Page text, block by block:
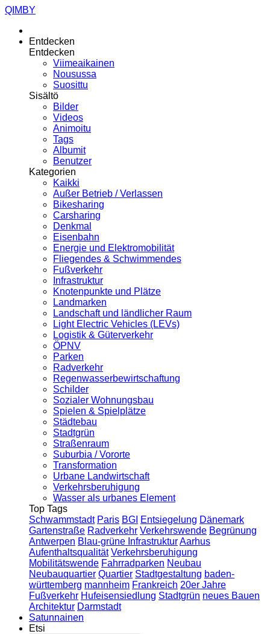
QIMBY
Entdecken
Entdecken
Viimeaikainen
Nousussa
Suosittu
Sisältö
Bilder
Videos
Animoitu
Tags
Albumit
Benutzer
Kategorien
Kaikki
Außer Betrieb / Verlassen
Bikesharing
Carsharing
Denkmal
Eisenbahn
Energie und Elektromobilität
Fliegendes & Schwimmendes
Fußverkehr
Infrastruktur
Knotenpunkte und Plätze
Landmarken
Landschaft und ländlicher Raum
Light Electric Vehicles (LEVs)
Logistik & Güterverkehr
ÖPNV
Parken
Radverkehr
Regenwasserbewirtschaftung
Schilder
Sozialer Wohnungsbau
Spielen & Spielplätze
Städtebau
Stadtgrün
Straßenraum
Suburbia / Vororte
Transformation
Urbane Landwirtschaft
Verkehrsberuhigung
Wasser als urbanes Element
Top Tags
Schwammstadt Paris BGI Entsiegelung Dänemark
Gartenstraße Radverkehr Verkehrswende Begrünung
Antwerpen Blau-grüne InfrastrukturAarhus
Aufenthaltsqualität Verkehrsberuhigung
Mobilitätswende Fahrradparken Neubau
Neubauquartier Quartier Stadtgestaltung baden-
württemberg mannheim Frankreich 20er Jahre
Fußverkehr Hufeisensiedlung Stadtgrün neues Bauen
Architektur Darmstadt
Satunnainen
Etsi